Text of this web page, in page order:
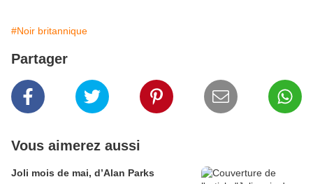
#Noir britannique
Partager
Vous aimerez aussi
Joli mois de mai, d’Alan Parks